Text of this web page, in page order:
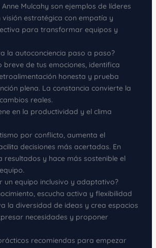
Mulcahy son ejemplos de líderes
estratégica con empatía y
para transformar equipos y
la autoconciencia paso a paso?
breve de tus emociones, identifica
honesta y prueba
plena. La constancia convierte la
reales.
en la productividad y el clima
por conflicto, aumenta el
decisiones más acertadas. En
resultados y hace más sostenible el
un equipo inclusivo y adaptativo?
escucha activa y flexibilidad
la diversidad de ideas y crea espacios
necesidades y proponer
recomiendas para empezar